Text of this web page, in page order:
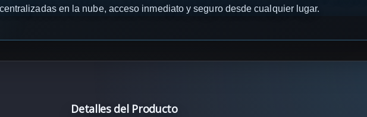
en la nube, acceso inmediato y seguro desde cualquier lugar.
Detalles del Producto